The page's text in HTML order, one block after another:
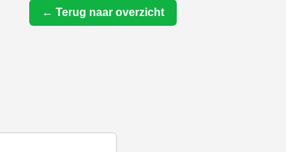
← Terug naar overzicht